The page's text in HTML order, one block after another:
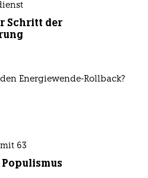
Schritt der
Energiewende-Rollback?
63
Populismus